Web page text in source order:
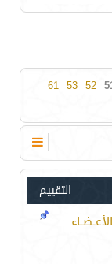
52
53
61
التقييم